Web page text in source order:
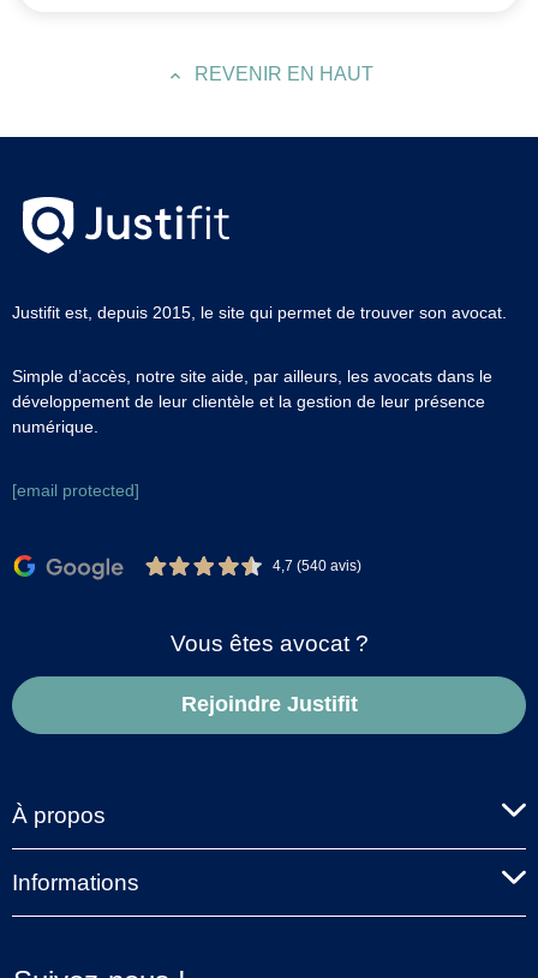
REVENIR EN HAUT
Justifit est, depuis 2015, le site qui permet de trouver son avocat.
Simple d’accès, notre site aide, par ailleurs, les avocats dans le
développement de leur clientèle et la gestion de leur présence
numérique.
[email protected]
4,7 (540 avis)
Vous êtes avocat ?
Rejoindre Justifit
À propos
Informations